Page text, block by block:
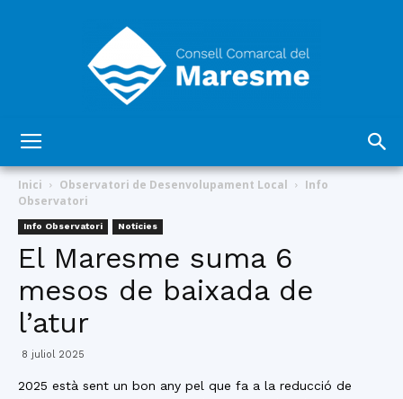
Inici Observatori de Desenvolupament Local
Info
Observatori
Info Observatori Notícies
El Maresme suma 6
mesos de baixada de
l’atur
8 juliol 2025
2025 està sent un bon any pel que fa a la reducció de